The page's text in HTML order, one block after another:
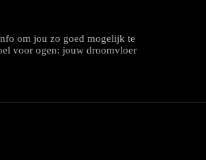
om jou zo goed mogelijk te
voor ogen: jouw droomvloer